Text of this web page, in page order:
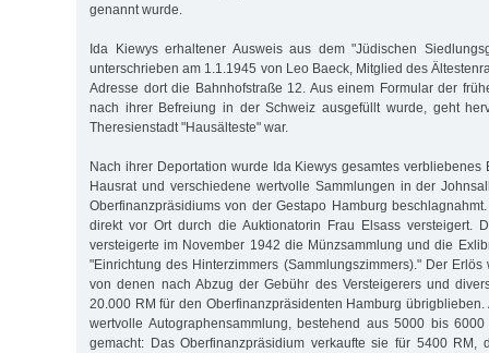
genannt wurde.
Ida Kiewys erhaltener Ausweis aus dem "Jüdischen
unterschrieben am 1.1.1945 von Leo Baeck, Mitglied des
Adresse dort die Bahnhofstraße 12. Aus einem Formular der
nach ihrer Befreiung in der Schweiz ausgefüllt wurde, geht
Theresienstadt "Hausälteste" war.
Nach ihrer Deportation wurde Ida Kiewys gesamtes verbliebenes
Hausrat und verschiedene wertvolle Sammlungen in der
Oberfinanzpräsidiums von der Gestapo Hamburg
direkt vor Ort durch die Auktionatorin Frau Elsass versteigert.
versteigerte im November 1942 die Münzsammlung und die
"Einrichtung des Hinterzimmers (Sammlungszimmers)." Der
von denen nach Abzug der Gebühr des Versteigerers und
20.000 RM für den Oberfinanzpräsidenten Hamburg übrigblieben.
wertvolle Autographensammlung, bestehend aus 5000 bis
gemacht: Das Oberfinanzpräsidium verkaufte sie für 5400 RM,